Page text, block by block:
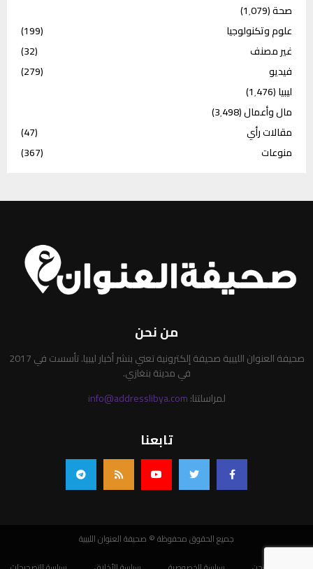
صحة(1٬079)
علوم وتكنولوجيا
(199)
غير مصنف
(32)
فيديو
(279)
ليبيا(1٬476)
مال وأعمال(3٬498)
مقالات رأي
(47)
منوعات
(367)
من نحن
صحيفة العنوان الليبية صحيفة إلكترونية تعني بنشر أخبار ليبيا. تأسست في 2017
في مدينة بنغازي.
لمراسلتنا:info@addresslibya.com
تابعنا
جميع الحقوق محفوظة © صحيفة العنوان الليبية